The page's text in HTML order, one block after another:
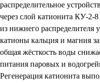
распределительное
через слой катионита КУ-2-
из нижнего распределителя
катионы кальция и магния
общая жёсткость воды
питания паровых и
Регенерация катионита